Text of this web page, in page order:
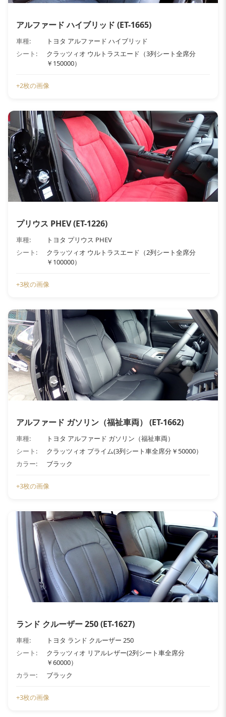
アルファード ハイブリッド (ET-1665)
車種:
トヨタ アルファード ハイブリッド
シート:
クラッツィオ ウルトラスエード（3列シート全席分
￥150000）
+2枚の画像
プリウス PHEV (ET-1226)
車種:
トヨタ プリウス PHEV
シート:
クラッツィオ ウルトラスエード（2列シート全席分
￥100000）
+3枚の画像
アルファード ガソリン（福祉車両） (ET-1662)
車種:
トヨタ アルファード ガソリン（福祉車両）
シート:
クラッツィオ プライム(3列シート車全席分￥50000）
カラー:
ブラック
+3枚の画像
ランド クルーザー 250 (ET-1627)
車種:
トヨタ ランド クルーザー 250
シート:
クラッツィオ リアルレザー(2列シート車全席分
￥60000）
カラー:
ブラック
+3枚の画像